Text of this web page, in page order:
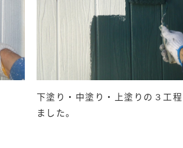
下塗り・中塗り・上塗りの３工
ました。